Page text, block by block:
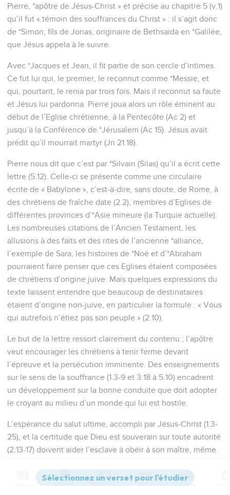
Pierre, *apôtre de Jésus-Christ » et précise au chapitre 5 (v.1)
qu’il fut « témoin des souffrances du Christ » : il s’agit donc
de *Simon, fils de Jonas, originaire de Bethsaïda en *Galilée,
que Jésus appela à le suivre.
Avec *Jacques et Jean, il fit partie de son cercle d’intimes.
Ce fut lui qui, le premier, le reconnut comme *Messie, et
qui, pourtant, le renia par trois fois. Mais il reconnut sa faute
et Jésus lui pardonna. Pierre joua alors un rôle éminent au
début de l’Eglise chrétienne, à la Pentecôte (Ac 2) et
jusqu’à la Conférence de *Jérusalem (Ac 15). Jésus avait
prédit qu’il mourrait martyr (Jn 21.18).
Pierre nous dit que c’est par *Silvain (Silas) qu’il a écrit cette
lettre (5.12). Celle-ci se présente comme une circulaire
écrite de « Babylone », c’est-à-dire, sans doute, de Rome, à
des chrétiens de fraîche date (2.2), membres d’Eglises de
différentes provinces d’*Asie mineure (la Turquie actuelle).
Les nombreuses citations de l’Ancien Testament, les
allusions à des faits et des rites de l’ancienne *alliance,
l’exemple de Sara, les histoires de *Noé et d’*Abraham
pourraient faire penser que ces Eglises étaient composées
de chrétiens d’origine juive. Mais quelques expressions du
texte laissent entendre que beaucoup de destinataires
étaient d’origine non-juive, en particulier la formule : « Vous
qui autrefois n’étiez pas son peuple » (2.10).
Le but de la lettre ressort clairement du contenu ; l’apôtre
veut encourager les chrétiens à tenir ferme devant
l’épreuve et la persécution imminente. Des enseignements
sur le sens de la souffrance (1.3-9 et 3.18 à 5.10) encadrent
un développement sur la bonne conduite que doit adopter
le croyant au milieu d’un monde qui lui est hostile.
L’espérance du salut ultime, accompli par Jésus-Christ (1.3-
25), et la certitude que Dieu est souverain sur toute autorité
(2.13-17) doivent aider l’esclave à obéir à son maître, même
même s’il est incroyant (3.1-6), les chrétiens à aimer leur
prochain, même s’il fait le mal (3.8-17).
Versions Commentaires Strong